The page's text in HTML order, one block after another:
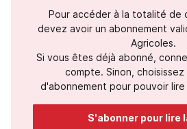
Pour accéder à la totalité de
devez avoir un abonnement
Agricoles.
Si vous êtes déjà abonné,
compte. Sinon,
d'abonnement pour pouvoir
S'abonner pour lire